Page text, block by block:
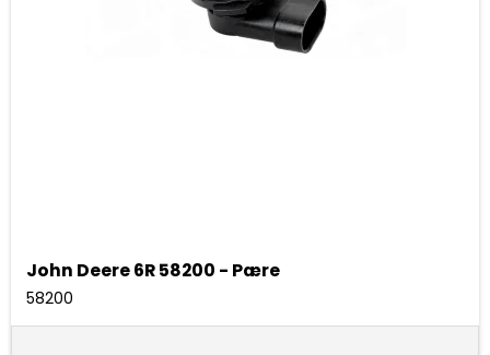
John Deere 6R 58200 - Pære
58200